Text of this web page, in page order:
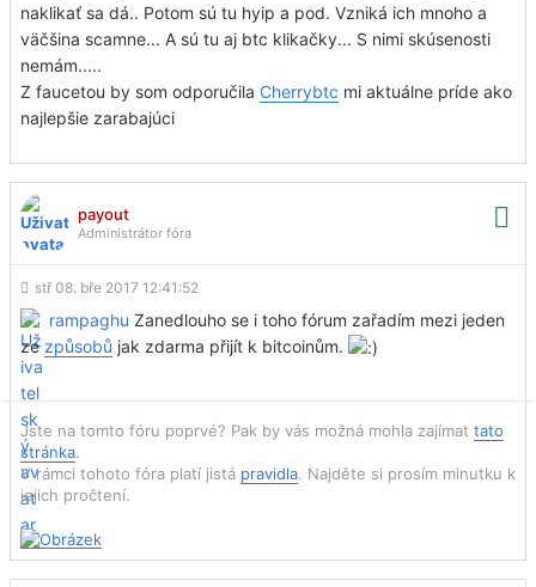
naklikať sa dá.. Potom sú tu hyip a pod. Vzniká ich mnoho a
väčšina scamne... A sú tu aj btc klikačky... S nimi skúsenosti
nemám.....
Z faucetou by som odporučila Cherrybtc mi aktuálne príde ako
najlepšie zarabajúci
payout
Administrátor fóra
stř 08. bře 2017 12:41:52
rampaghu Zanedlouho se i toho fórum zařadím mezi jeden
ze způsobů jak zdarma přijít k bitcoinům.
Jste na tomto fóru poprvé? Pak by vás možná mohla zajímat tato
stránka.
V rámci tohoto fóra platí jistá pravidla. Najděte si prosím minutku k
jejich pročtení.